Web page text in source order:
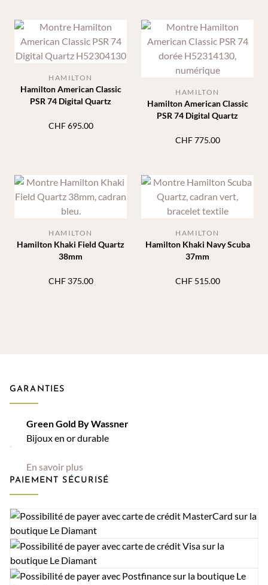
Hamilton American Classic
PSR 74 Digital Quartz
HAMILTON
CHF695.00
Hamilton American Classic
PSR 74 Digital Quartz
HAMILTON
CHF775.00
Hamilton Khaki Field Quartz
38mm
HAMILTON
CHF375.00
Hamilton Khaki Navy Scuba
37mm
HAMILTON
CHF515.00
GARANTIES
Green Gold By Wassner
Bijoux en or durable
En savoir plus
PAIEMENT SÉCURISÉ